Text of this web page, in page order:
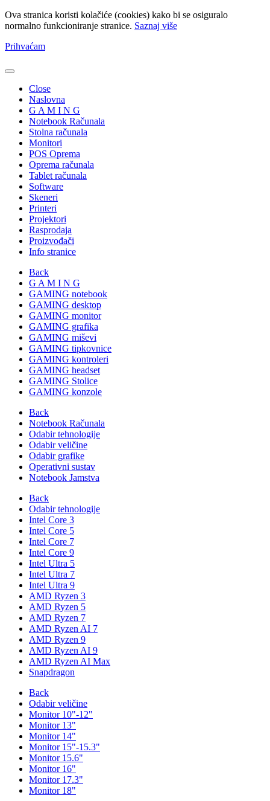
Ova stranica koristi kolačiće (cookies) kako bi se osiguralo
normalno funkcioniranje stranice. Saznaj više
Prihvaćam
Close
Naslovna
G A M I N G
Notebook Računala
Stolna računala
Monitori
POS Oprema
Oprema računala
Tablet računala
Software
Skeneri
Printeri
Projektori
Rasprodaja
Proizvođači
Info stranice
Back
G A M I N G
GAMING notebook
GAMING desktop
GAMING monitor
GAMING grafika
GAMING miševi
GAMING tipkovnice
GAMING kontroleri
GAMING headset
GAMING Stolice
GAMING konzole
Back
Notebook Računala
Odabir tehnologije
Odabir veličine
Odabir grafike
Operativni sustav
Notebook Jamstva
Back
Odabir tehnologije
Intel Core 3
Intel Core 5
Intel Core 7
Intel Core 9
Intel Ultra 5
Intel Ultra 7
Intel Ultra 9
AMD Ryzen 3
AMD Ryzen 5
AMD Ryzen 7
AMD Ryzen AI 7
AMD Ryzen 9
AMD Ryzen AI 9
AMD Ryzen AI Max
Snapdragon
Back
Odabir veličine
Monitor 10"-12"
Monitor 13"
Monitor 14"
Monitor 15"-15.3"
Monitor 15.6"
Monitor 16"
Monitor 17.3"
Monitor 18"